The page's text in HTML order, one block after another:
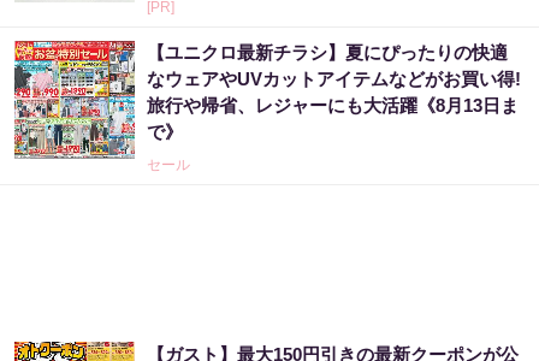
[PR]
【ユニクロ最新チラシ】夏にぴったりの快適
なウェアやUVカットアイテムなどがお買い得!
旅行や帰省、レジャーにも大活躍《8月13日ま
で》
セール
【ガスト】最大150円引きの最新クーポンが公